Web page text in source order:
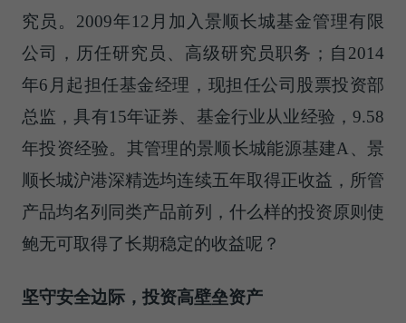
究员。2009年12月加入景顺长城基金管理有限
公司，历任研究员、高级研究员职务；自2014
年6月起担任基金经理，现担任公司股票投资部
总监，具有15年证券、基金行业从业经验，9.58
年投资经验。其管理的景顺长城能源基建A、景
顺长城沪港深精选均连续五年取得正收益，所管
产品均名列同类产品前列，什么样的投资原则使
鲍无可取得了长期稳定的收益呢？
坚守安全边际，投资高壁垒资产